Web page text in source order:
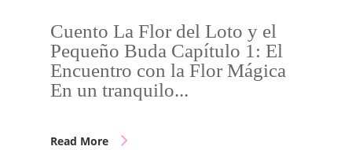
Cuento La Flor del Loto y el
Pequeño Buda Capítulo 1: El
Encuentro con la Flor Mágica
En un tranquilo...
Read More